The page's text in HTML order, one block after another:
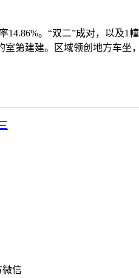
。“双二”成对，以及1
第建建。区域领创地方车坐
微信